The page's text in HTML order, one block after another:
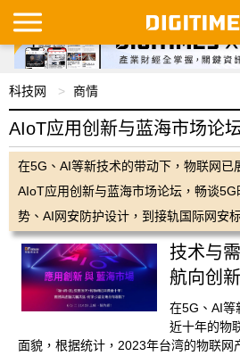
科技网 商情
AIoT应用创新与蓝海市场论
在5G、AI等新技术的带动下，物联网已
AIoT应用创新与蓝海市场论坛，畅谈
势、AI网安防护设计，到接轨国际网安
技术与
航向创
在5G、AI等
近十年的物
面貌，根据统计，2023年台湾的物联网